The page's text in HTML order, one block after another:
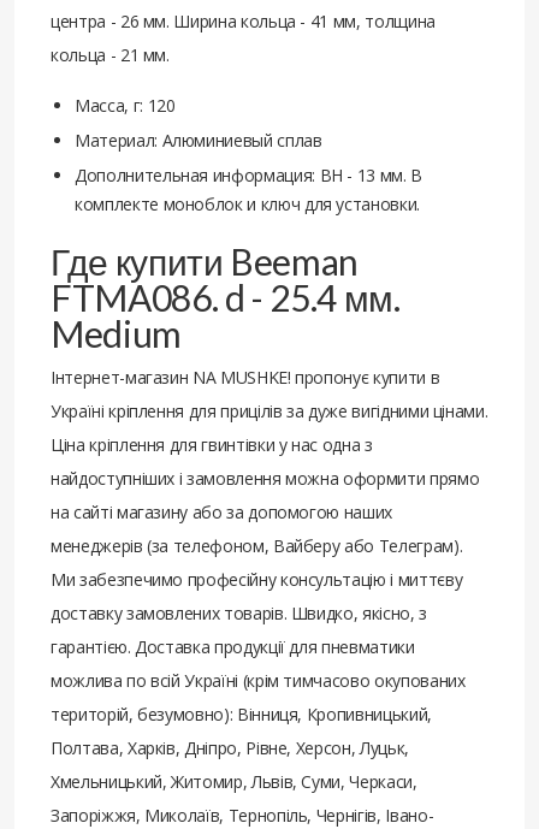
центра - 26 мм. Ширина кольца - 41 мм, толщина
кольца - 21 мм.
Масса, г: 120
Материал: Алюминиевый сплав
Дополнительная информация: BH - 13 мм. В
комплекте моноблок и ключ для установки.
Где купити Beeman
FTMA086. d - 25.4 мм.
Medium
Інтернет-магазин NA MUSHKE! пропонує купити в
Україні кріплення для прицілів за дуже вигідними цінами.
Ціна кріплення для гвинтівки у нас одна з
найдоступніших і замовлення можна оформити прямо
на сайті магазину або за допомогою наших
менеджерів (за телефоном, Вайберу або Телеграм).
Ми забезпечимо професійну консультацію і миттєву
доставку замовлених товарів. Швидко, якісно, з
гарантією. Доставка продукції для пневматики
можлива по всій Україні (крім тимчасово окупованих
територій, безумовно): Вінниця, Кропивницький,
Полтава, Харків, Дніпро, Рівне, Херсон, Луцьк,
Хмельницький, Житомир, Львів, Суми, Черкаси,
Запоріжжя, Миколаїв, Тернопіль, Чернігів, Івано-